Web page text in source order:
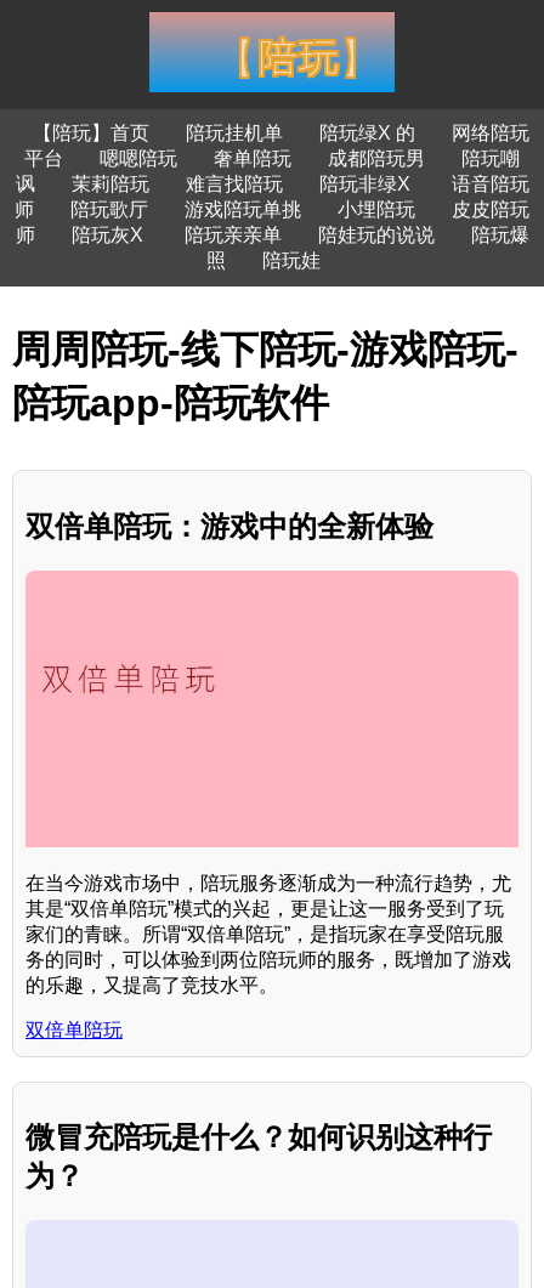
【陪玩】首页 陪玩挂机单 陪玩绿X 的
网络陪玩
平台
嗯嗯陪玩 奢单陪玩 成都陪玩男
陪玩嘲
讽
茉莉陪玩 难言找陪玩 陪玩非绿X
语音陪玩
师
陪玩歌厅 游戏陪玩单挑 小埋陪玩
皮皮陪玩
师
陪玩灰X 陪玩亲亲单 陪娃玩的说说
陪玩爆
照
陪玩娃
周周陪玩-线下陪玩-游戏陪玩-
陪玩app-陪玩软件
双倍单陪玩：游戏中的全新体验
在当今游戏市场中，陪玩服务逐渐成为一种流行趋势，尤
其是“双倍单陪玩”模式的兴起，更是让这一服务受到了玩
家们的青睐。所谓“双倍单陪玩”，是指玩家在享受陪玩服
务的同时，可以体验到两位陪玩师的服务，既增加了游戏
的乐趣，又提高了竞技水平。
双倍单陪玩
微冒充陪玩是什么？如何识别这种行
为？